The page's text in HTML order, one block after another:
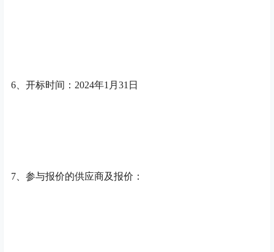
6 开标时间 ： 2024年1 月 31 日
7 参与报价的供应商及报价：